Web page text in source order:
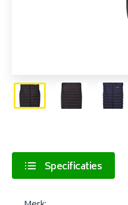
Specificaties